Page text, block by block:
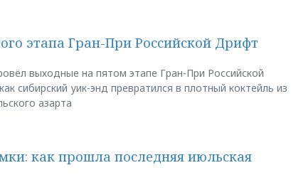
этапа Гран-При Российской Дрифт
выходные на пятом этапе Гран-При Российской
сибирский уик-энд превратился в плотный коктейль из
азарта
как прошла последняя июльская